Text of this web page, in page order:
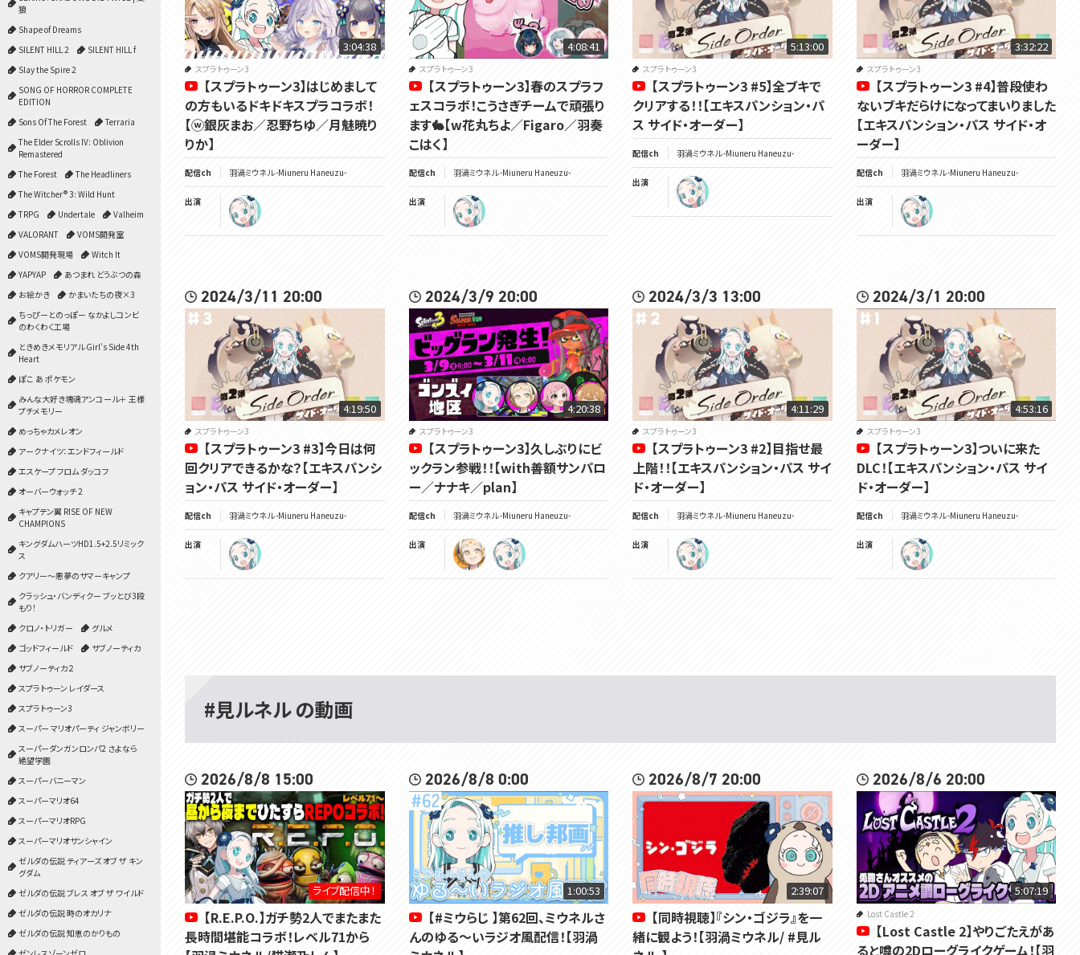
狼
Shape of Dreams
SILENT HILL 2
SILENT HILL f
Slay the Spire 2
SONG OF HORROR COMPLETE
EDITION
Sons Of The Forest
Terraria
The Elder Scrolls IV: Oblivion
Remastered
The Forest
The Headliners
The Witcher® 3: Wild Hunt
TRPG
Undertale
Valheim
VALORANT
VOMS開発室
VOMS開発現場
Witch It
YAPYAP
あつまれ どうぶつの森
お絵かき
かまいたちの夜×3
ちっぴーとのっぽー なかよしコンビ
のわくわく工場
ときめきメモリアル Girl's Side 4th
Heart
ぽこ あ ポケモン
みんな大好き塊魂アンコール＋ 王様
プチメモリー
めっちゃカメレオン
アークナイツ：エンドフィールド
エスケープ フロム ダッコフ
オーバーウォッチ 2
キャプテン翼 RISE OF NEW
CHAMPIONS
キングダムハーツHD1.5+2.5リミック
ス
クアリー～悪夢のサマーキャンプ
クラッシュ・バンディクー ブッとび3段
もり！
クロノ・トリガー
グルメ
ゴッドフィールド
サブノーティカ
サブノーティカ２
スプラトゥーン レイダース
スプラトゥーン3
スーパー マリオパーティ ジャンボリー
スーパーダンガンロンパ2 さよなら
絶望学園
スーパーバニーマン
スーパーマリオ64
スーパーマリオRPG
スーパーマリオサンシャイン
ゼルダの伝説 ティアーズ オブ ザ キン
グダム
ゼルダの伝説 ブレス オブ ザ ワイルド
ゼルダの伝説 時のオカリナ
ゼルダの伝説 知恵のかりもの
3:04:38
スプラトゥーン3
【スプラトゥーン3】はじめまして
の方もいるドキドキスプラコラボ！
【ⓦ銀灰まお／忍野ちゆ／月魅暁り
りか】
配信ch 羽渦ミウネル -Miuneru Haneuzu-
出演
4:08:41
スプラトゥーン3
【スプラトゥーン3】春のスプラフ
ェスコラボ！こうさぎチームで頑張り
ます🐇【w花丸ちよ／Figaro／羽奏
こはく】
配信ch 羽渦ミウネル -Miuneru Haneuzu-
出演
5:13:00
スプラトゥーン3
【スプラトゥーン3 #5】全ブキで
クリアする！！【エキスパンション・パ
ス サイド・オーダー】
配信ch 羽渦ミウネル -Miuneru Haneuzu-
出演
3:32:22
スプラトゥーン3
【スプラトゥーン3 #4】普段使わ
ないブキだらけになってまいりました
【エキスパンション・パス サイド・オ
ーダー】
配信ch 羽渦ミウネル -Miuneru Haneuzu-
出演
2024/3/11 20:00
4:19:50
スプラトゥーン3
【スプラトゥーン3 #3】今日は何
回クリアできるかな？【エキスパンシ
ョン・パス サイド・オーダー】
配信ch 羽渦ミウネル -Miuneru Haneuzu-
出演
2024/3/9 20:00
4:20:38
スプラトゥーン3
【スプラトゥーン3】久しぶりにビ
ックラン参戦！！【with善額サンパロ
ー／ナナキ／plan】
配信ch 羽渦ミウネル -Miuneru Haneuzu-
出演
2024/3/3 13:00
4:11:29
スプラトゥーン3
【スプラトゥーン3 #2】目指せ最
上階！！【エキスパンション・パス サイ
ド・オーダー】
配信ch 羽渦ミウネル -Miuneru Haneuzu-
出演
2024/3/1 20:00
4:53:16
スプラトゥーン3
【スプラトゥーン3】ついに来た
DLC！【エキスパンション・パス サイ
ド・オーダー】
配信ch 羽渦ミウネル -Miuneru Haneuzu-
出演
#見ルネル の動画
2026/8/8 15:00
ライブ配信中！
【R.E.P.O.】ガチ勢2人でまたまた
長時間堪能コラボ！レベル71から
2026/8/8 0:00
1:00:53
【#ミウらじ 】第62回、ミウネルさ
んのゆる～いラジオ風配信！【羽渦
2026/8/7 20:00
2:39:07
【同時視聴】『シン・ゴジラ』を一
緒に観よう！【羽渦ミウネル/ #見ル
2026/8/6 20:00
5:07:19
Lost Castle 2
【Lost Castle 2】やりごたえがあ
ると噂の2Dローグライクゲーム！【羽